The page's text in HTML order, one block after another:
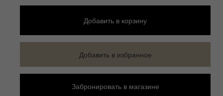
Добавить в корзину
Добавить в избранное
Забронировать в магазине